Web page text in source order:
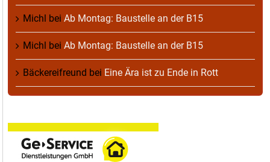
Michl bei Ab Montag: Baustelle an der B15
Michl bei Ab Montag: Baustelle an der B15
Bäckereifreund bei Eine Ära ist zu Ende in Rott